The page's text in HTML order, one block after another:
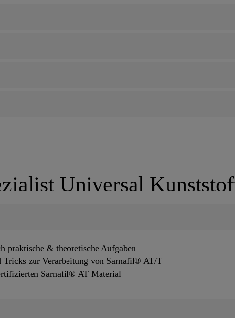
Universal
praktische & theoretische Aufgaben
zur Verarbeitung von Sarnafil® AT/T
Sarnafil® AT Material